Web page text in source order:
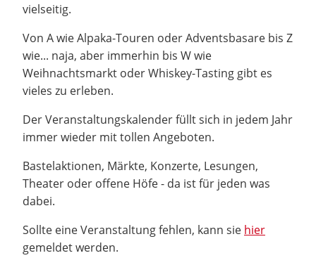
vielseitig.
Von A wie Alpaka-Touren oder Adventsbasare bis Z
wie... naja, aber immerhin bis W wie
Weihnachtsmarkt oder Whiskey-Tasting gibt es
vieles zu erleben.
Der Veranstaltungskalender füllt sich in jedem Jahr
immer wieder mit tollen Angeboten.
Bastelaktionen, Märkte, Konzerte, Lesungen,
Theater oder offene Höfe - da ist für jeden was
dabei.
Sollte eine Veranstaltung fehlen, kann sie hier
gemeldet werden.